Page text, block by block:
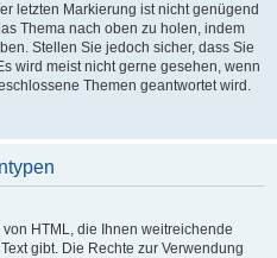
letzten Markierung ist nicht genügend
Thema nach oben zu holen, indem
Stellen Sie jedoch sicher, dass Sie
wird meist nicht gerne gesehen, wenn
Themen geantwortet wird.
HTML, die Ihnen weitreichende
gibt. Die Rechte zur Verwendung